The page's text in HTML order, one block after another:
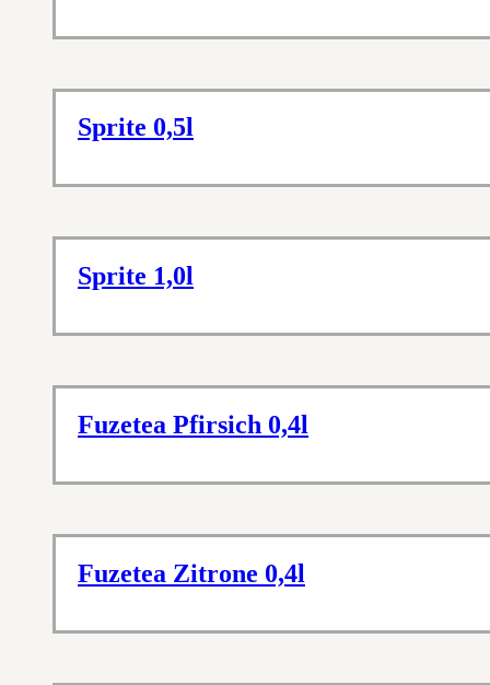
Sprite 0,5l
Sprite 1,0l
Fuzetea Pfirsich 0,4l
Fuzetea Zitrone 0,4l